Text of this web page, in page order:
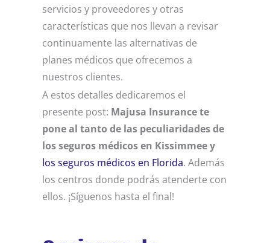
servicios y proveedores y otras
características que nos llevan a revisar
continuamente las alternativas de
planes médicos que ofrecemos a
nuestros clientes.
A estos detalles dedicaremos el
presente post: Majusa Insurance te
pone al tanto de las peculiaridades de
los seguros médicos en Kissimmee y
los seguros médicos en Florida. Además
los centros donde podrás atenderte con
ellos. ¡Síguenos hasta el final!